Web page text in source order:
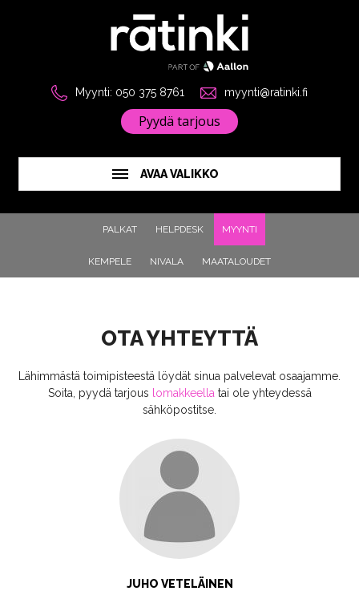
Myynti: 050 375 8761 myynti@ratinki.fi
Pyydä tarjous
AVAA VALIKKO
PALKAT HELPDESK MYYNTI
KEMPELE NIVALA MAATALOUDET
OTA YHTEYTTÄ
Lähimmästä toimipisteestä löydät sinua palvelevat osaajamme.
Soita, pyydä tarjous
lomakkeella tai ole yhteydessä
sähköpostitse.
JUHO VETELÄINEN